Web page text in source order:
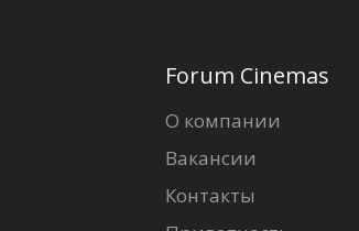
Forum Cinemas
О компании
Вакансии
Контакты